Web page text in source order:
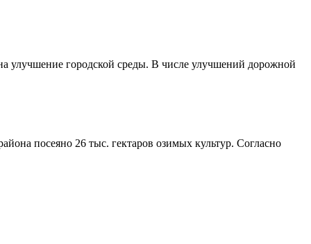
улучшение городской среды. В числе улучшений дорожной
посеяно 26 тыс. гектаров озимых культур. Согласно